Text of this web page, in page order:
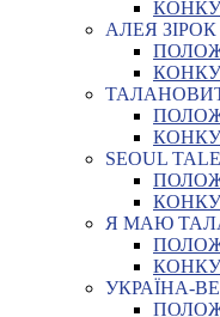
АЛЕЯ ЗІРОК
SEOUL
Я МАЮ
УКРАЇНА-